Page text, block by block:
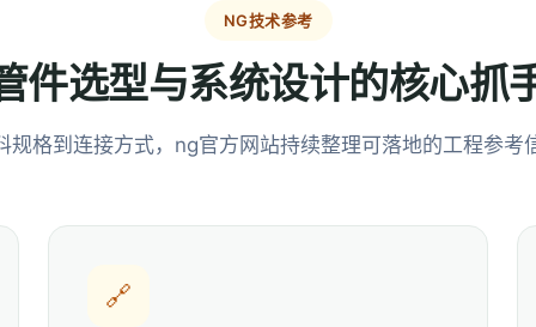
NG技术参考
件选型与系统设计的核心抓
规格到连接方式，ng官方网站持续整理可落地的工程参考
🔗